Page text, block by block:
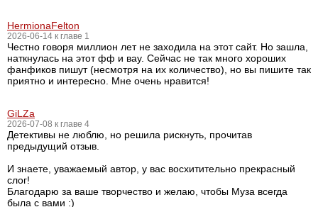
HermionaFelton
2026-06-14 к главе 1
Честно говоря миллион лет не заходила на этот сайт. Но зашла,
наткнулась на этот фф и вау. Сейчас не так много хороших
фанфиков пишут (несмотря на их количество), но вы пишите так
приятно и интересно. Мне очень нравится!
GiLZa
2026-07-08 к главе 4
Детективы не люблю, но решила рискнуть, прочитав
предыдущий отзыв.
И знаете, уважаемый автор, у вас восхитительно прекрасный
слог!
Благодарю за ваше творчество и желаю, чтобы Муза всегда
была с вами :)